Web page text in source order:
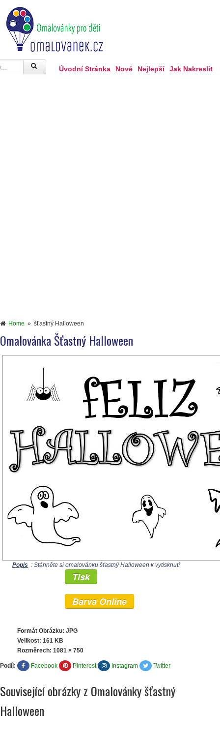
Úvodní Stránka Nové Nejlepší Jak Nakreslit
Home » šťastný Halloween
Omalovánka Šťastný Halloween
Popis : Stáhněte si omalovánku šťastný Halloween k vytisknutí
Tisk
Barva Online
Formát Obrázku: JPG
Velikost: 161 KB
Rozměrech: 1081 × 750
Podíl: Facebook Pinterest Instagram Twitter
Související obrázky z Omalovánky šťastný
Halloween